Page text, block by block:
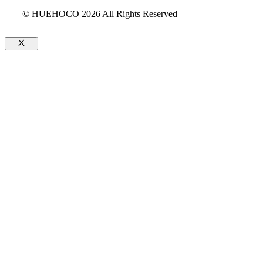
© HUEHOCO 2026 All Rights Reserved
Cerrar